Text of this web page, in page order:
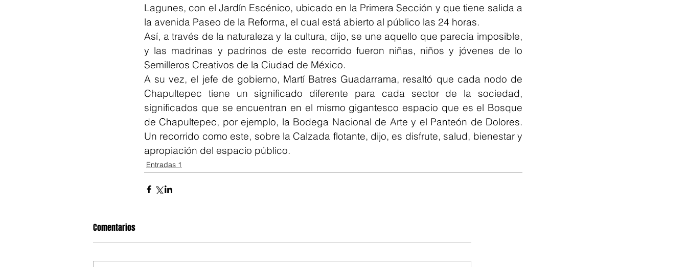
Lagunes, con el Jardín Escénico, ubicado en la Primera Sección y que tiene salida a
la avenida Paseo de la Reforma, el cual está abierto al público las 24 horas.
Así, a través de la naturaleza y la cultura, dijo, se une aquello que parecía imposible,
y las madrinas y padrinos de este recorrido fueron niñas, niños y jóvenes de lo
Semilleros Creativos de la Ciudad de México.
A su vez, el jefe de gobierno, Martí Batres Guadarrama, resaltó que cada nodo de
Chapultepec tiene un significado diferente para cada sector de la sociedad,
significados que se encuentran en el mismo gigantesco espacio que es el Bosque
de Chapultepec, por ejemplo, la Bodega Nacional de Arte y el Panteón de Dolores.
Un recorrido como este, sobre la Calzada flotante, dijo, es disfrute, salud, bienestar y
apropiación del espacio público.
Entradas 1
Comentarios